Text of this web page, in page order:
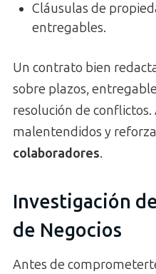
Cláusulas de
entregables.
Un contrato bien
sobre plazos,
resolución de conflictos.
malentendidos y
colaboradores.
Investigación
de Negocios
Antes de